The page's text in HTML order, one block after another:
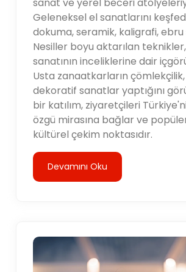
Geleneksel el sanatlarını
dokuma, seramik, kaligrafi, ebru
Nesiller boyu aktarılan
sanatının inceliklerine dair
Usta zanaatkarların
dekoratif sanatlar yaptığını
bir katılım, ziyaretçileri
özgü mirasına bağlar ve
kültürel çekim noktasıdır.
Devamını Oku